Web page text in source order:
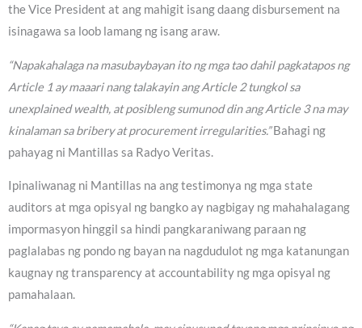
the Vice President at ang mahigit isang daang disbursement na
isinagawa sa loob lamang ng isang araw.
“Napakahalaga na masubaybayan ito ng mga tao dahil pagkatapos ng
Article 1 ay maaari nang talakayin ang Article 2 tungkol sa
unexplained wealth, at posibleng sumunod din ang Article 3 na may
kinalaman sa bribery at procurement irregularities.”Bahagi ng
pahayag ni Mantillas sa Radyo Veritas.
Ipinaliwanag ni Mantillas na ang testimonya ng mga state
auditors at mga opisyal ng bangko ay nagbigay ng mahahalagang
impormasyon hinggil sa hindi pangkaraniwang paraan ng
paglalabas ng pondo ng bayan na nagdudulot ng mga katanungan
kaugnay ng transparency at accountability ng mga opisyal ng
pamahalaan.